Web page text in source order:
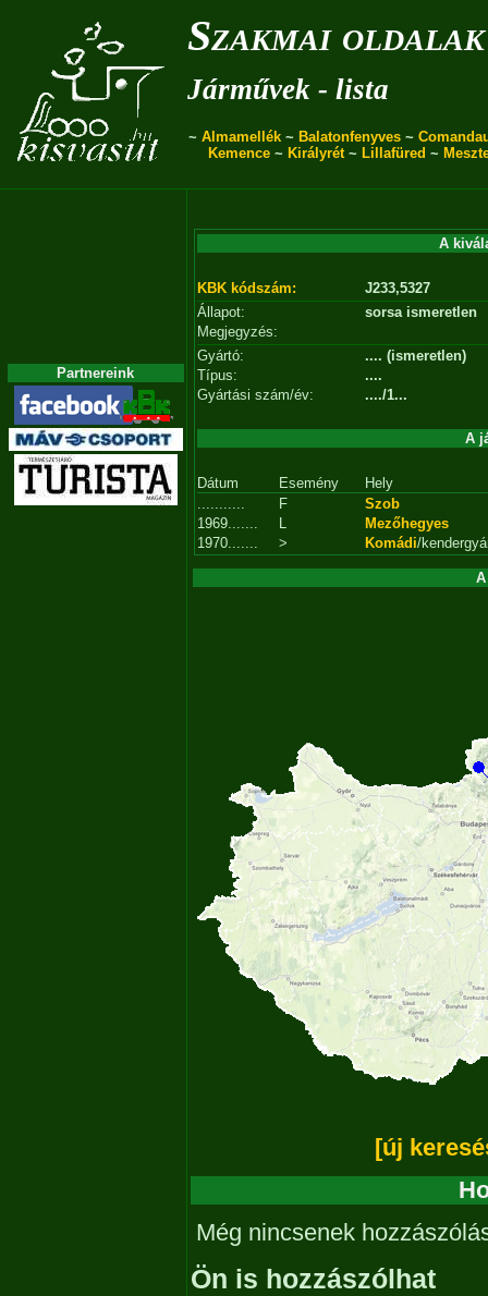
Szakmai oldalak
Járművek - lista
~ Almamellék ~ Balatonfenyves ~
Kemence ~ Királyrét~ Lillafüred ~
Partnereink
A
KBK kódszám:
J233,5327
Állapot:
sorsa ismeretlen
Megjegyzés:
Gyártó:
.... (ismeretlen)
Típus:
....
Gyártási szám/év:
..../1...
A
Dátum Esemény
Hely
...........
F
Szob
1969.......
L
Mezőhegyes
1970.......
> Komádi/
[új
Még nincsenek
Ön is hozzászólhat